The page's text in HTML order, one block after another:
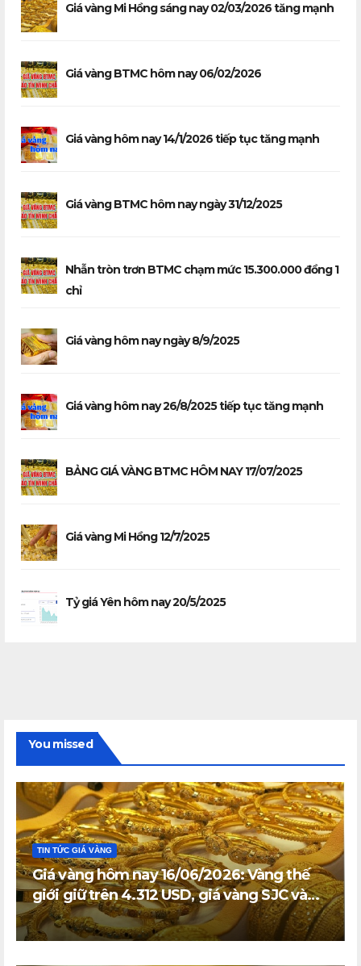
Giá vàng Mi Hồng sáng nay 02/03/2026 tăng mạnh
Giá vàng BTMC hôm nay 06/02/2026
Giá vàng hôm nay 14/1/2026 tiếp tục tăng mạnh
Giá vàng BTMC hôm nay ngày 31/12/2025
Nhẫn tròn trơn BTMC chạm mức 15.300.000 đồng 1
chỉ
Giá vàng hôm nay ngày 8/9/2025
Giá vàng hôm nay 26/8/2025 tiếp tục tăng mạnh
BẢNG GIÁ VÀNG BTMC HÔM NAY 17/07/2025
Giá vàng Mi Hồng 12/7/2025
Tỷ giá Yên hôm nay 20/5/2025
You missed
TIN TỨC GIÁ VÀNG
Giá vàng hôm nay 16/06/2026: Vàng thế
giới giữ trên 4.312 USD, giá vàng SJC và
vàng nhẫn trong nước đi ngang